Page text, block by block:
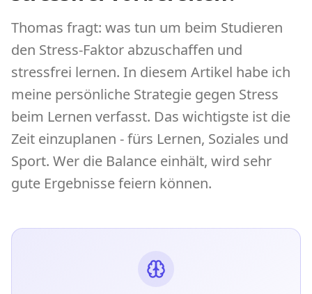
Thomas fragt: was tun um beim Studieren
den Stress-Faktor abzuschaffen und
stressfrei lernen. In diesem Artikel habe ich
meine persönliche Strategie gegen Stress
beim Lernen verfasst. Das wichtigste ist die
Zeit einzuplanen - fürs Lernen, Soziales und
Sport. Wer die Balance einhält, wird sehr
gute Ergebnisse feiern können.